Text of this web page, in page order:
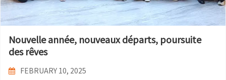
Nouvelle année, nouveaux départs, poursuite
des rêves
FEBRUARY 10, 2025